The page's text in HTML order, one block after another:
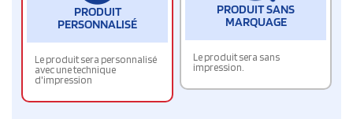
PRODUIT
PERSONNALISÉ
Le produit sera personnalisé
avec une technique
d'impression
PRODUIT SANS
MARQUAGE
Le produit sera sans
impression.